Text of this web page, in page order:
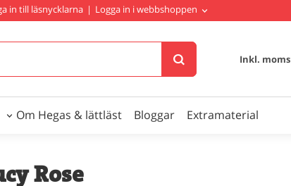
in till läsnycklarna | Logga in i webbshoppen
Inkl. moms
Om Hegas & lättläst Bloggar Extramaterial
Rose